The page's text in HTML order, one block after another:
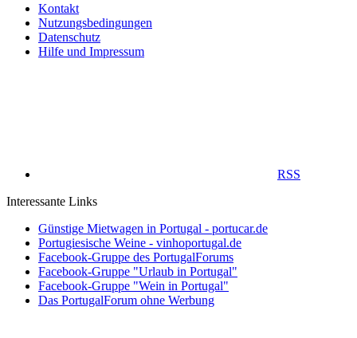
Kontakt
Nutzungsbedingungen
Datenschutz
Hilfe und Impressum
RSS
Interessante Links
Günstige Mietwagen in Portugal - portucar.de
Portugiesische Weine - vinhoportugal.de
Facebook-Gruppe des PortugalForums
Facebook-Gruppe "Urlaub in Portugal"
Facebook-Gruppe "Wein in Portugal"
Das PortugalForum ohne Werbung